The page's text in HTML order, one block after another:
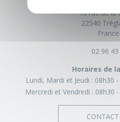
15 rue de la
22540
France
02 96
Horaires de
Lundi, Mardi et Jeudi : 08h30
Mercredi et Vendredi : 08h30